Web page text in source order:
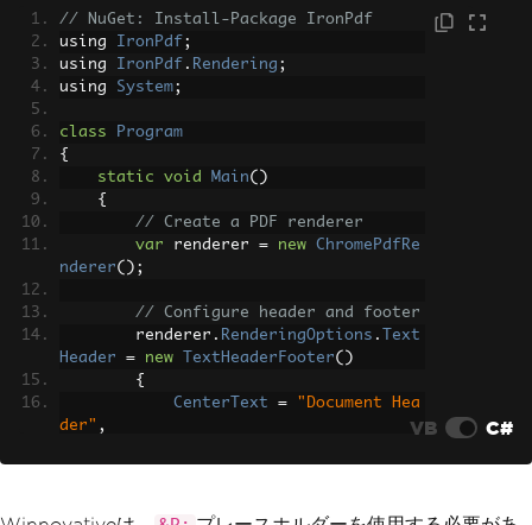
// Add header text
TextElement
headerText
extElement ( 0 , 0 "Document Header"
Font ( "Arial"
        htmlToPdfConverter
tions
AddElement
// Enable footer
        htmlToPdfConverter
ShowFooter true
        htmlToPdfConverter
PdfFooterOp
tions
FooterHeight
// Add footer with page number
TextElement
footerText new
T
extElement
"Page &p; of &P;"
"Arial"
        htmlToPdfConverter
. PdfFooterOp
tions
// Convert HTML to PDF
// NuGet: Install-Package IronPdf
using IronPdf ;
using IronPdf . Rendering ;
using System;
class
Program
{
static
void Main()
{
// Create a PDF renderer
var renderer = new
ChromePdfRe
nderer();
// Configure header and footer
        renderer
. RenderingOptions .
Text
Header
= new TextHeaderFooter()
{
CenterText
=
"Document Hea
der" ,
        renderer
. RenderingOptions.Text
VB C#